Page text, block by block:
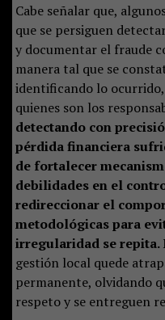
Cabe señalar que,
que se persiguen
y documentar el fraude
manera tal que se
identificando lo
quienes son los
detectando con
pérdida financiera
de fortalecer
debilidades en el
redireccionar el
metodológicas para
irregularidad se repita.
gestión local quede
permanente, olvidando
respeto y se entreguen